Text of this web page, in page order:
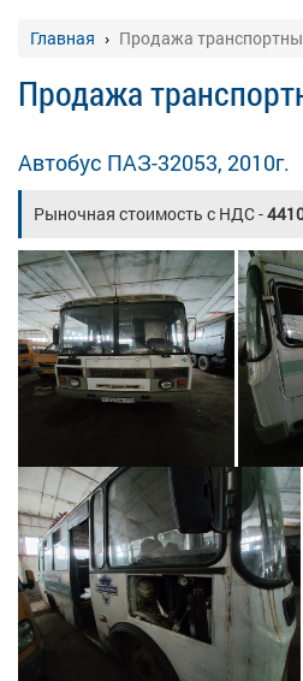
Главная Продажа
Продажа
Автобус ПАЗ-32053, 2010г.
Рыночная стоимость с НДС -